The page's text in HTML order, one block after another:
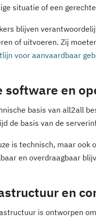
situatie of een
blijven
of uitvoeren. Zij
voor aanvaardbaar
software en
basis van all2all
de basis van de
is technisch, maar
en overdraagbaar
en
is ontworpen